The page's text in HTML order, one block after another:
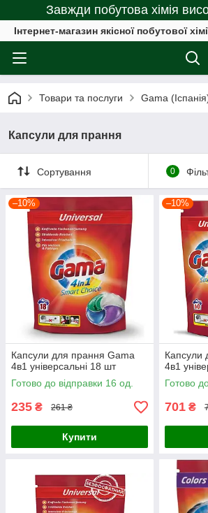
Завжди побутова хімія
Інтернет-магазин якісної побутової
Товари та послуги Gama
Капсули для прання
Сортування 0
–10%
Капсули для прання Gama
4в1 універсальні 18 шт
Готово до відправки 16 од.
235 ₴ 261 ₴
Купити
–10%
Капсули
4в1
Готово
701 ₴